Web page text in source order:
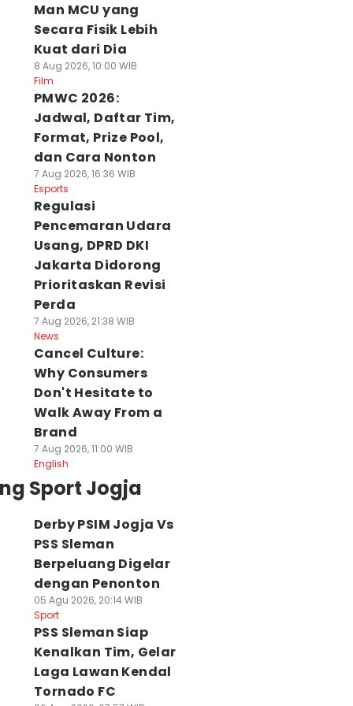
Man MCU yang
Secara Fisik Lebih
Kuat dari Dia
8 Aug 2026, 10:00 WIB
Film
PMWC 2026:
Jadwal, Daftar Tim,
Format, Prize Pool,
dan Cara Nonton
7 Aug 2026, 16:36 WIB
Esports
Regulasi
Pencemaran Udara
Usang, DPRD DKI
Jakarta Didorong
Prioritaskan Revisi
Perda
7 Aug 2026, 21:38 WIB
News
Cancel Culture:
Why Consumers
Don't Hesitate to
Walk Away From a
Brand
7 Aug 2026, 11:00 WIB
English
Sport Jogja
Derby PSIM Jogja Vs
PSS Sleman
Berpeluang Digelar
dengan Penonton
05 Agu 2026, 20:14 WIB
Sport
PSS Sleman Siap
Kenalkan Tim, Gelar
Laga Lawan Kendal
Tornado FC